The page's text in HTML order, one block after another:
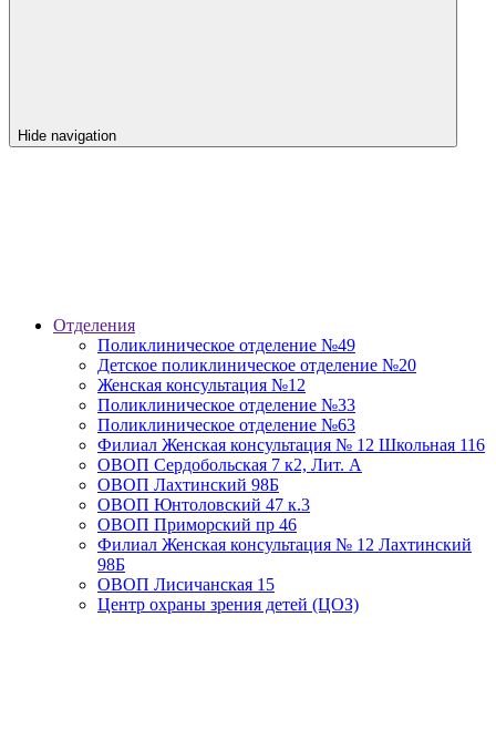
Hide navigation
Отделения
Поликлиническое отделение №49
Детское поликлиническое отделение №20
Женская консультация №12
Поликлиническое отделение №33
Поликлиническое отделение №63
Филиал Женская консультация № 12 Школьная 116
ОВОП Сердобольская 7 к2, Лит. А
ОВОП Лахтинский 98Б
ОВОП Юнтоловский 47 к.3
ОВОП Приморский пр 46
Филиал Женская консультация № 12 Лахтинский
98Б
ОВОП Лисичанская 15
Центр охраны зрения детей (ЦОЗ)